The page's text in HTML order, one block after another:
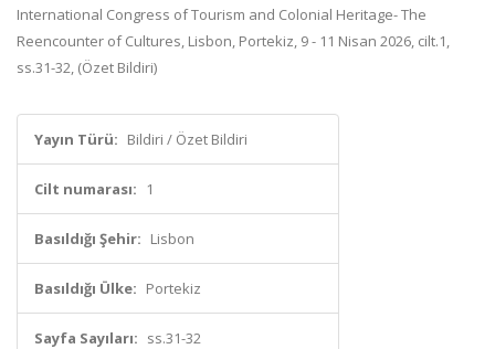
International Congress of Tourism and Colonial Heritage- The
Reencounter of Cultures, Lisbon, Portekiz, 9 - 11 Nisan 2026, cilt.1,
ss.31-32, (Özet Bildiri)
Yayın Türü: Bildiri / Özet Bildiri
Cilt numarası: 1
Basıldığı Şehir: Lisbon
Basıldığı Ülke: Portekiz
Sayfa Sayıları: ss.31-32